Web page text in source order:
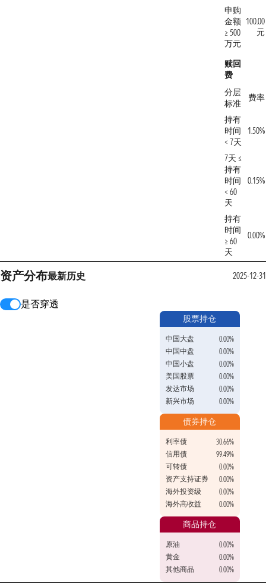
申购
金额
≥ 500
万元
100.00
元
赎回
费
分层
标准
费率
持有
时间
< 7天
1.50%
7天 ≤
持有
时间
< 60
天
0.15%
持有
时间
≥ 60
天
0.00%
资产分布最新历史 2025-12-31
是否穿透
股票持仓
中国大盘
0.00%
中国中盘
0.00%
中国小盘
0.00%
美国股票
0.00%
发达市场
0.00%
新兴市场
0.00%
债券持仓
利率债
30.66%
信用债
99.49%
可转债
0.00%
资产支持证券
0.00%
海外投资级
0.00%
海外高收益
0.00%
商品持仓
原油
0.00%
黄金
0.00%
其他商品
0.00%